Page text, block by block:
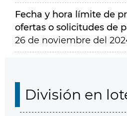
Fecha y hora límite de
ofertas o solicitudes de
26 de noviembre del
División en